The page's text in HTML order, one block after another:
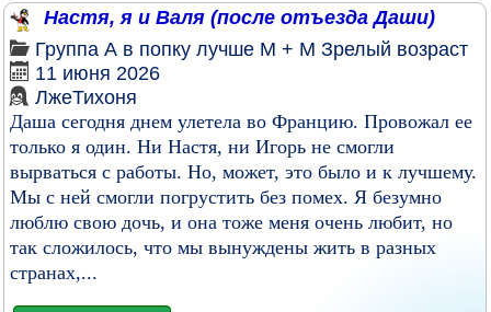
Настя, я и Валя (после отъезда Даши)
Группа А в попку лучше М + М Зрелый возраст
11 июня 2026
ЛжеТихоня
Даша сегодня днем улетела во Францию. Провожал ее
только я один. Ни Настя, ни Игорь не смогли
вырваться с работы. Но, может, это было и к лучшему.
Мы с ней смогли погрустить без помех. Я безумно
люблю свою дочь, и она тоже меня очень любит, но
так сложилось, что мы вынуждены жить в разных
странах,...